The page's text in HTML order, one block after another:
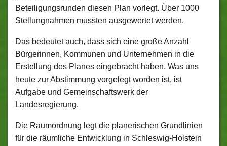
Beteiligungsrunden diesen Plan vorlegt. Über 1000
Stellungnahmen mussten ausgewertet werden.
Das bedeutet auch, dass sich eine große Anzahl
Bürgerinnen, Kommunen und Unternehmen in die
Erstellung des Planes eingebracht haben. Was uns
heute zur Abstimmung vorgelegt worden ist, ist
Aufgabe und Gemeinschaftswerk der
Landesregierung.
Die Raumordnung legt die planerischen Grundlinien
für die räumliche Entwicklung in Schleswig-Holstein